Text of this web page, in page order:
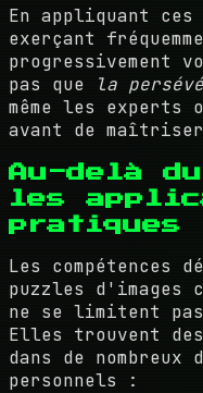
En appliquant
exerçant
progressivement
pas que
la
même les experts
avant de
Au-delà
les
pratiques
Les compétences
puzzles d'images
ne se limitent
Elles trouvent des
dans de
personnels :